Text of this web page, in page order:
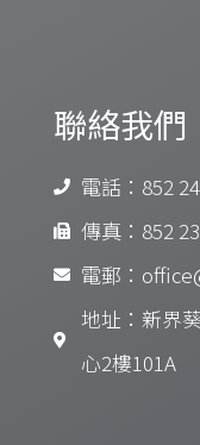
聯絡我們
電話：852
傳真：852
電郵：
地址：新界
心2樓101A